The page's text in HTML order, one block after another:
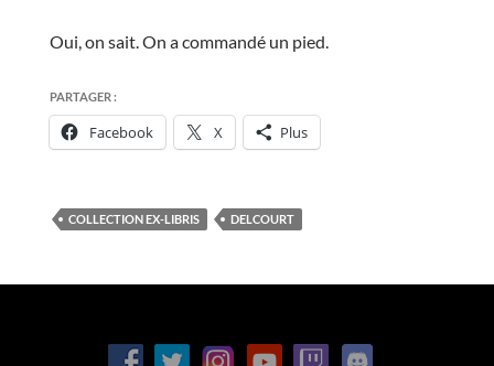
Oui, on sait. On a commandé un pied.
PARTAGER :
Facebook X Plus
COLLECTION EX-LIBRIS DELCOURT